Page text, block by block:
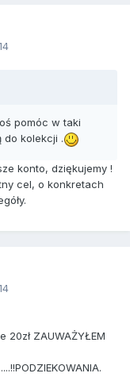
pomóc w taki
do kolekcji .
konto, dziękujemy !
cel, o konkretach
ZAUWAŻYŁEM